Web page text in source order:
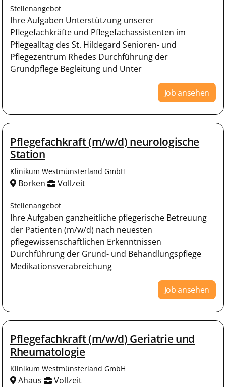
Stellenangebot
Ihre Aufgaben Unterstützung unserer
Pflegefachkräfte und Pflegefachassistenten im
Pflegealltag des St. Hildegard Senioren- und
Pflegezentrum Rhedes Durchführung der
Grundpflege Begleitung und Unter
Job ansehen
Pflegefachkraft (m/w/d) neurologische
Station
Klinikum Westmünsterland GmbH
Borken Vollzeit
Stellenangebot
Ihre Aufgaben ganzheitliche pflegerische Betreuung
der Patienten (m/w/d) nach neuesten
pflegewissenschaftlichen Erkenntnissen
Durchführung der Grund- und Behandlungspflege
Medikationsverabreichung
Job ansehen
Pflegefachkraft (m/w/d) Geriatrie und
Rheumatologie
Klinikum Westmünsterland GmbH
Ahaus Vollzeit